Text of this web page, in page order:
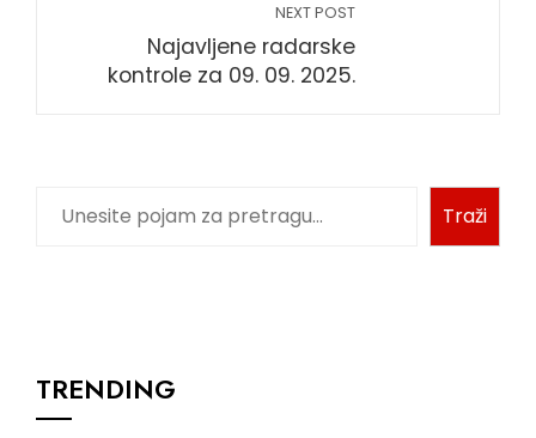
NEXT POST
Najavljene radarske
kontrole za 09. 09. 2025.
Traži
TRENDING